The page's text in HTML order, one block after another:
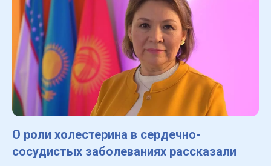
О роли холестерина в сердечно-
сосудистых заболеваниях рассказали